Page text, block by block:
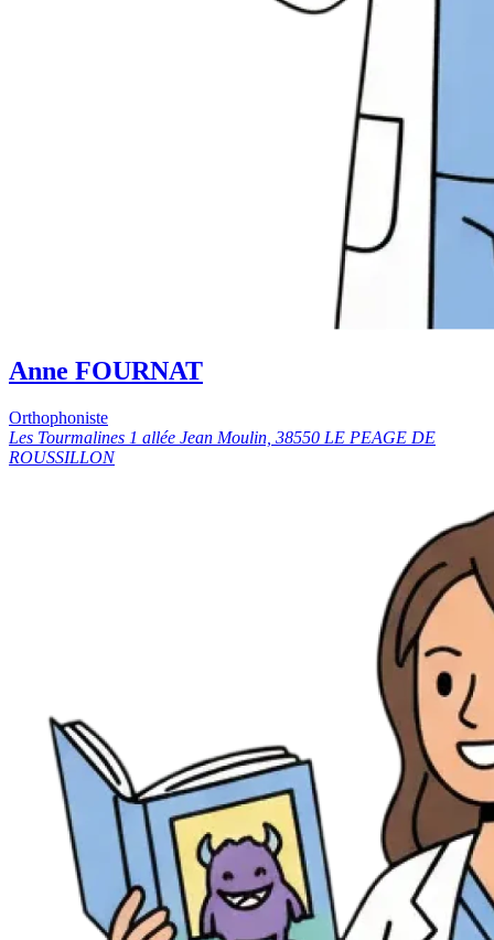
Anne FOURNAT
Orthophoniste
Les Tourmalines 1 allée Jean Moulin, 38550 LE PEAGE DE
ROUSSILLON